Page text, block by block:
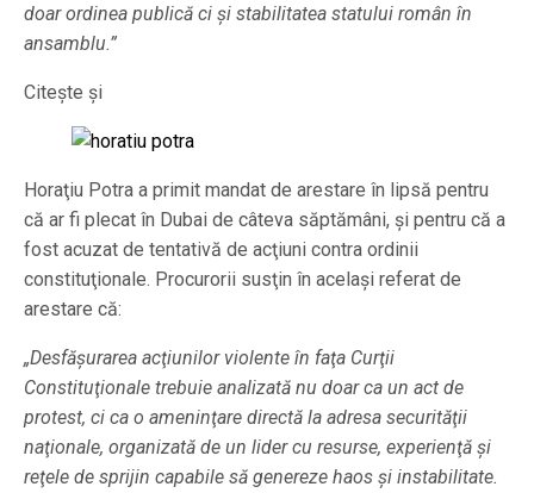
doar ordinea publică ci şi stabilitatea statului român în
ansamblu.”
Citește și
Horaţiu Potra a primit mandat de arestare în lipsă pentru
că ar fi plecat în Dubai de câteva săptămâni, şi pentru că a
fost acuzat de tentativă de acţiuni contra ordinii
constituţionale. Procurorii susţin în acelaşi referat de
arestare că:
„Desfăşurarea acţiunilor violente în faţa Curţii
Constituţionale trebuie analizată nu doar ca un act de
protest, ci ca o ameninţare directă la adresa securităţii
naţionale, organizată de un lider cu resurse, experienţă şi
reţele de sprijin capabile să genereze haos şi instabilitate.